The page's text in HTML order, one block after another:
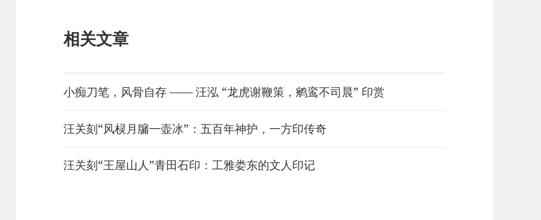
相关文章
小痴刀笔，风骨自存 —— 汪泓 “龙虎谢鞭策，鹓鸾不司晨” 印赏
汪关刻“风棂月牖一壶冰”：五百年神护，一方印传奇
汪关刻“王屋山人”青田石印：工雅娄东的文人印记